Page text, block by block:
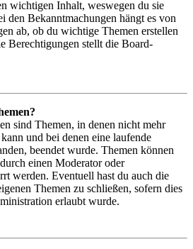
wichtigen Inhalt, weswegen du sie
den Bekanntmachungen hängt es von
ab, ob du wichtige Themen erstellen
Berechtigungen stellt die Board-
sind Themen, in denen nicht mehr
und bei denen eine laufende
beendet wurde. Themen können
einen Moderator oder
werden. Eventuell hast du auch die
Themen zu schließen, sofern dies
erlaubt wurde.